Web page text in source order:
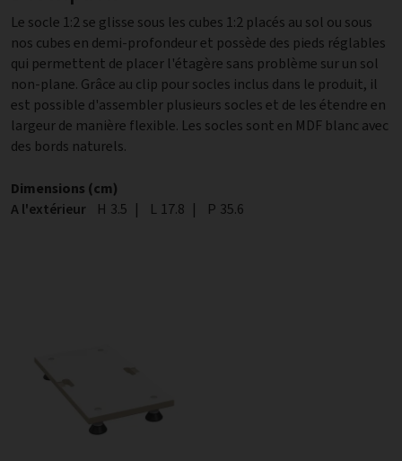
Le socle 1:2 se glisse sous les cubes 1:2 placés au sol ou sous
nos cubes en demi-profondeur et possède des pieds réglables
qui permettent de placer l'étagère sans problème sur un sol
non-plane. Grâce au clip pour socles inclus dans le produit, il
est possible d'assembler plusieurs socles et de les étendre en
largeur de manière flexible. Les socles sont en MDF blanc avec
des bords naturels.
Dimensions (cm)
A l'extérieur
Hauteur
H 3.5 | Largeur
L 17.8 | Profondeur
P 35.6